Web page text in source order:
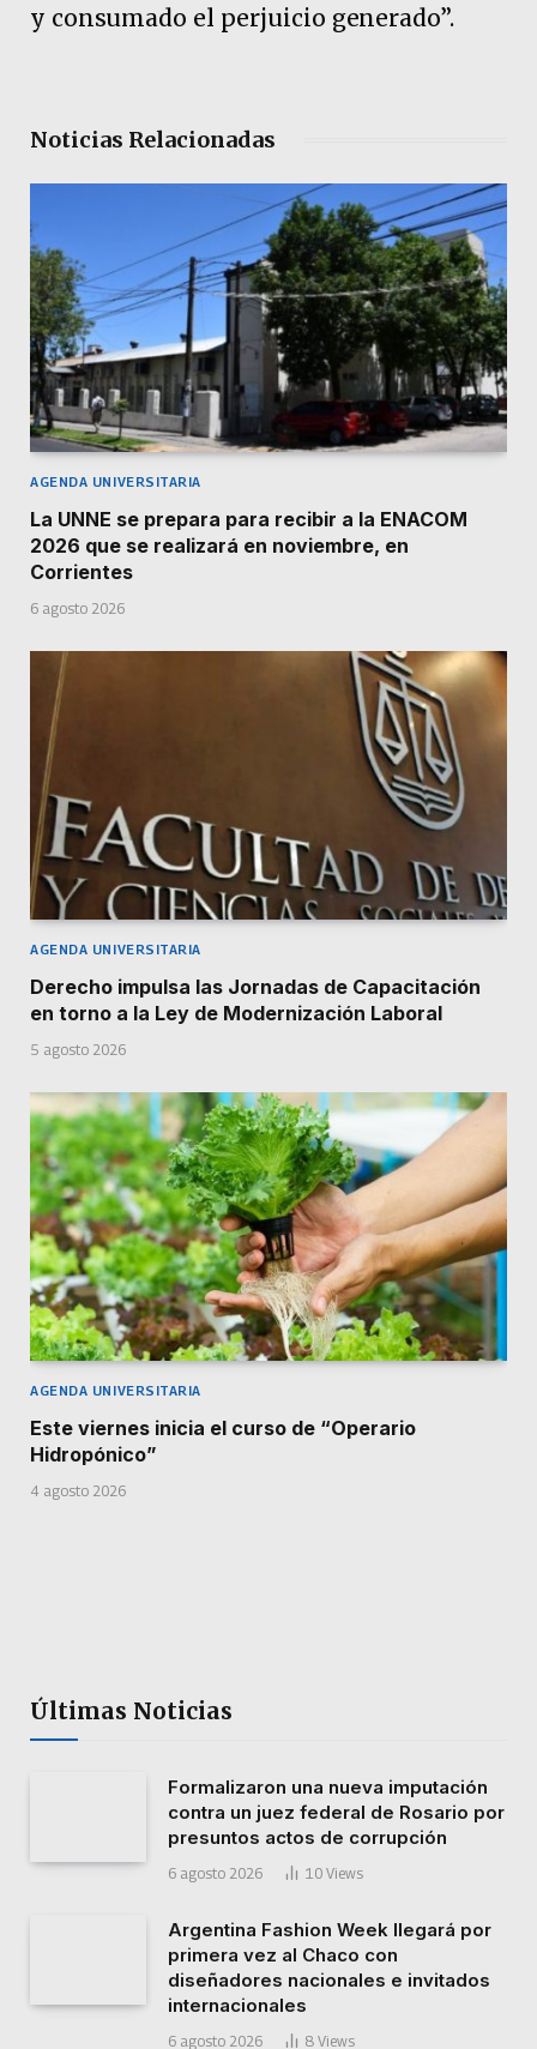
y consumado el perjuicio generado”.
Noticias Relacionadas
AGENDA UNIVERSITARIA
La UNNE se prepara para recibir a la ENACOM
2026 que se realizará en noviembre, en
Corrientes
6 agosto 2026
AGENDA UNIVERSITARIA
Derecho impulsa las Jornadas de Capacitación
en torno a la Ley de Modernización Laboral
5 agosto 2026
AGENDA UNIVERSITARIA
Este viernes inicia el curso de “Operario
Hidropónico”
4 agosto 2026
Últimas Noticias
Formalizaron una nueva imputación
contra un juez federal de Rosario por
presuntos actos de corrupción
6 agosto 2026 10 Views
Argentina Fashion Week llegará por
primera vez al Chaco con
diseñadores nacionales e invitados
internacionales
6 agosto 2026 8 Views